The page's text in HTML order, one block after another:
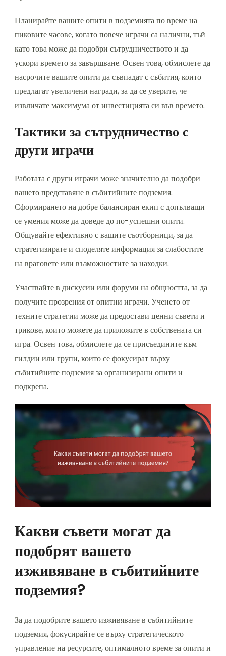
Планирайте вашите опити в подземията по време на
пиковите часове, когато повече играчи са налични, тъй
като това може да подобри сътрудничеството и да
ускори времето за завършване. Освен това, обмислете да
насрочите вашите опити да съвпадат с събития, които
предлагат увеличени награди, за да се уверите, че
извличате максимума от инвестицията си във времето.
Тактики за сътрудничество с
други играчи
Работата с други играчи може значително да подобри
вашето представяне в събитийните подземия.
Сформирането на добре балансиран екип с допълващи
се умения може да доведе до по-успешни опити.
Общувайте ефективно с вашите съотборници, за да
стратегизирате и споделяте информация за слабостите
на враговете или възможностите за находки.
Участвайте в дискусии или форуми на общността, за да
получите прозрения от опитни играчи. Ученето от
техните стратегии може да предостави ценни съвети и
трикове, които можете да приложите в собствената си
игра. Освен това, обмислете да се присъедините към
гилдии или групи, които се фокусират върху
събитийните подземия за организирани опити и
подкрепа.
Какви съвети могат да
подобрят вашето
изживяване в събитийните
подземия?
За да подобрите вашето изживяване в събитийните
подземия, фокусирайте се върху стратегическото
управление на ресурсите, оптималното време за опити и